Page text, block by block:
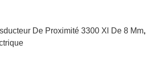
De Proximité 3300 Xl De 8 Mm,